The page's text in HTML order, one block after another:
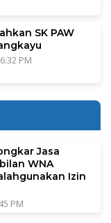
SK PAW
PM
Jasa
WNA
Izin
PM